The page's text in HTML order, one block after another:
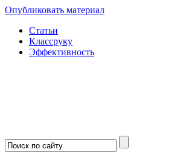
Опубликовать материал
Статьи
Классруку
Эффективность